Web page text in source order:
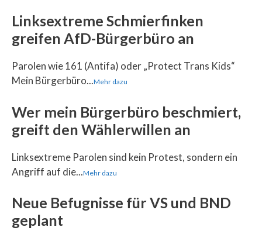
Linksextreme Schmierfinken
greifen AfD-Bürgerbüro an
Parolen wie 161 (Antifa) oder „Protect Trans Kids“
Mein Bürgerbüro...Mehr dazu
Wer mein Bürgerbüro beschmiert,
greift den Wählerwillen an
Linksextreme Parolen sind kein Protest, sondern ein
Angriff auf die...Mehr dazu
Neue Befugnisse für VS und BND
geplant